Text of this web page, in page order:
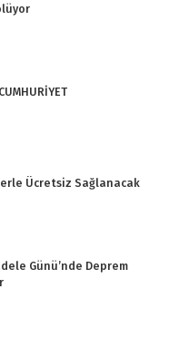
Ücretsiz Sağlanacak
Günü’nde Deprem